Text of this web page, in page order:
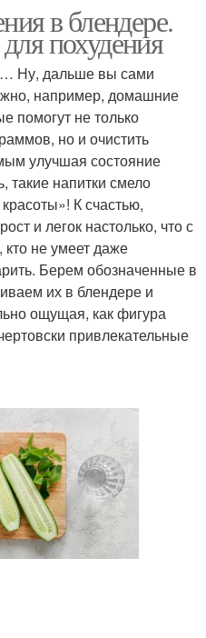
в блендере.
похудения
Ну, дальше вы сами
например, домашние
помогут не только
но и очистить
улучшая состояние
такие напитки смело
К счастью,
и легок настолько, что с
кто не умеет даже
Берем обозначенные в
их в блендере и
ощущая, как фигура
привлекательные